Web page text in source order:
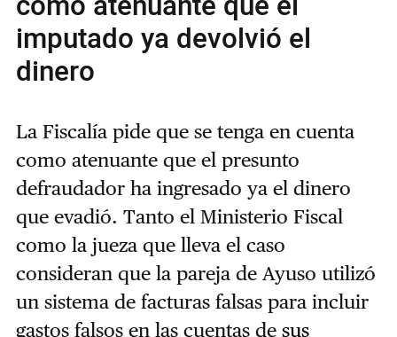
imputado ya devolvió el
dinero
La Fiscalía pide que se tenga en cuenta
como atenuante que el presunto
defraudador ha ingresado ya el dinero
que evadió. Tanto el Ministerio Fiscal
como la jueza que lleva el caso
consideran que la pareja de Ayuso utilizó
un sistema de facturas falsas para incluir
gastos falsos en las cuentas de sus